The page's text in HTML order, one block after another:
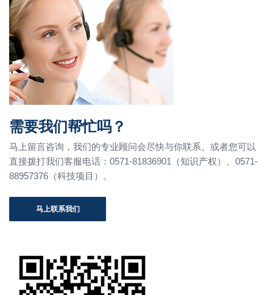
需要我们帮忙吗？
马上留言咨询，我们的专业顾问会尽快与你联系。或者您可以
直接拨打我们客服电话：0571-81836901（知识产权）、0571-
88957376（科技项目）。
马上联系我们